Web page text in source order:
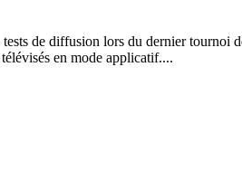
de diffusion lors du dernier tournoi
en mode applicatif....